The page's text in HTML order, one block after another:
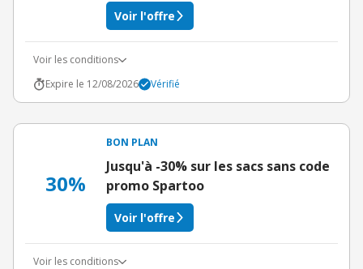
Voir l'offre
Voir les conditions
Expire le 12/08/2026
Vérifié
30%
BON PLAN
Jusqu'à -30% sur les sacs sans code
promo Spartoo
Voir l'offre
Voir les conditions